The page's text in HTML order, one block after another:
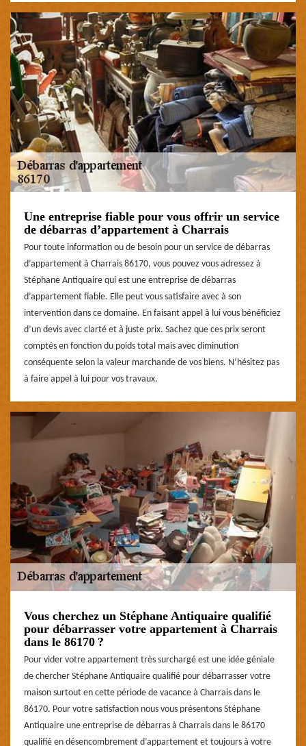
Une entreprise fiable pour vous offrir un service
de débarras d’appartement à Charrais
Pour toute information ou de besoin pour un service de débarras
d’appartement à Charrais 86170, vous pouvez vous adressez à
Stéphane Antiquaire qui est une entreprise de débarras
d’appartement fiable. Elle peut vous satisfaire avec à son
intervention dans ce domaine. En faisant appel à lui vous bénéficiez
d’un devis avec clarté et à juste prix. Sachez que ces prix seront
comptés en fonction du poids total mais avec diminution
conséquente selon la valeur marchande de vos biens. N’hésitez pas
à faire appel à lui pour vos travaux.
Vous cherchez un Stéphane Antiquaire qualifié
pour débarrasser votre appartement à Charrais
dans le 86170 ?
Pour vider votre appartement très surchargé est une idée géniale
de chercher Stéphane Antiquaire qualifié pour débarrasser votre
maison surtout en cette période de vacance à Charrais dans le
86170. Pour votre satisfaction nous vous présentons Stéphane
Antiquaire une entreprise de débarras à Charrais dans le 86170
qualifié en désencombrement d’appartement et toujours à votre